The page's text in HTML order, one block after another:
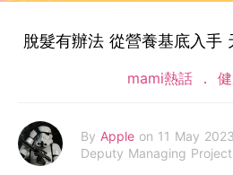
脫髮有辦法 從營養基底入手
mami熱話
By Apple on 11 May 2023
Deputy Managing